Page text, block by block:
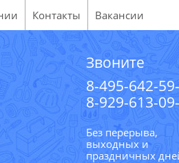
Контакты Вакансии
Звоните
8-495-642-
8-929-613-
Без перерыва,
выходных и
праздничных